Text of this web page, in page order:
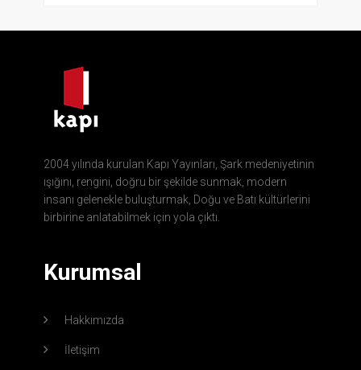
2004 yılında kurulan Kapı Yayınları, Şark medeniyetinin
ışığını, rengini, doğru bir şekilde sunmak, modern
insanı gelenekle buluşturmak, Doğu ve Batı kültürlerini
birbirine anlatabilmek için yola çıktı.
Kurumsal
Hakkımızda
İletişim